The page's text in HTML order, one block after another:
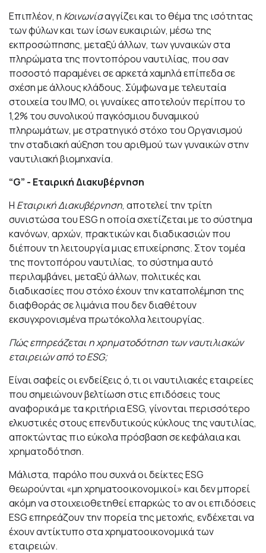
Επιπλέον, η Κοινωνίααγγίζει και το θέμα της ισότητας
των φύλων και των ίσων ευκαιριών, μέσω της
εκπροσώπησης, μεταξύ άλλων, των γυναικών στα
πληρώματα της ποντοπόρου ναυτιλίας, που σαν
ποσοστό παραμένει σε αρκετά χαμηλά επίπεδα σε
σχέση με άλλους κλάδους. Σύμφωνα με τελευταία
στοιχεία τουIMO, οι γυναίκες αποτελούν περίπου το
1,2% του συνολικού παγκόσμιου δυναμικού
πληρωμάτων, με στρατηγικό στόχο του Οργανισμού
την σταδιακή αύξηση του αριθμού των γυναικών στην
ναυτιλιακή βιομηχανία.
“G” - Εταιρική Διακυβέρνηση
Η Εταιρική Διακυβέρνηση, αποτελεί την τρίτη
συνιστώσα του ESG η οποία σχετίζεται με το σύστημα
κανόνων, αρχών, πρακτικών και διαδικασιών που
διέπουν τη λειτουργία μιας επιχείρησης. Στον τομέα
της ποντοπόρου ναυτιλίας, το σύστημα αυτό
περιλαμβάνει, μεταξύ άλλων, πολιτικές και
διαδικασίες που στόχο έχουν την καταπολέμηση της
διαφθοράς σε λιμάνια που δεν διαθέτουν
εκσυγχρονισμένα πρωτόκολλα λειτουργίας.
Πώς επηρεάζεται η χρηματοδότηση των ναυτιλιακών
εταιρειών από τοESG;
Είναι σαφείς οι ενδείξεις ό,τι οι ναυτιλιακές εταιρείες
που σημειώνουν βελτίωση στις επιδόσεις τους
αναφορικά με τα κριτήρια ESG, γίνονται περισσότερο
ελκυστικές στους επενδυτικούς κύκλους της ναυτιλίας,
αποκτώντας πιο εύκολα πρόσβαση σε κεφάλαια και
χρηματοδότηση.
Μάλιστα, παρόλο που συχνά οι δείκτες ESG
θεωρούνται «μη χρηματοοικονομικοί» και δεν μπορεί
ακόμη να στοιχειοθετηθεί επαρκώς το αν οι επιδόσεις
ESG επηρεάζουν την πορεία της μετοχής, ενδέχεται να
έχουν αντίκτυπο στα χρηματοοικονομικά των
εταιρειών.